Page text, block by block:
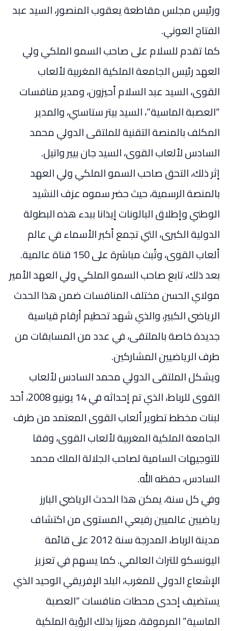
ورئيس مجلس مقاطعة يعقوب المنصور، السيد عبد
الفتاح العوني.
كما تقدم للسلام على صاحب السمو الملكي ولي
العهد رئيس الجامعة الملكية المغربية لألعاب
القوى، السيد عبد السلام أحيزون، ومدير منافسات
“العصبة الماسية”، السيد بيتر ستاسني، والمدير
المكلف بالمنصة التقنية للملتقى الدولي محمد
السادس لألعاب القوى، السيد جان بيير واتيل.
إثر ذلك، التحق صاحب السمو الملكي ولي العهد
بالمنصة الرسمية، حيث حضر سموه عزف النشيد
الوطني وإطلاق البالونات إيذانا ببدء هذه البطولة
الدولية الكبرى، التي تجمع أكبر الأسماء في عالم
ألعاب القوى، وتُبث مباشرة على 150 قناة عالمية.
بعد ذلك، تابع صاحب السمو الملكي ولي العهد الأمير
مولاي الحسن مختلف المنافسات ضمن هذا الحدث
الرياضي الكبير، والذي شهد تحطيم أرقام قياسية
جديدة خاصة بالملتقى، في عدد من المسابقات من
طرف الرياضيين المشاركين.
ويشكل الملتقى الدولي محمد السادس لألعاب
القوى للرباط، الذي تم إحداثه في 14 يونيو 2008، أحد
لبنات مخطط تطوير ألعاب القوى المعتمد من طرف
الجامعة الملكية المغربية لألعاب القوى، وفقا
للتوجيهات السامية لصاحب الجلالة الملك محمد
السادس، حفظه الله.
وفي كل سنة، يمكن هذا الحدث الرياضي البارز
رياضيين عالميين رفيعي المستوى من اكتشاف
مدينة الرباط، المدرجة سنة 2012 على قائمة
اليونسكو للتراث العالمي. كما يسهم في تعزيز
الإشعاع الدولي للمغرب، البلد الإفريقي الوحيد الذي
يستضيف إحدى محطات منافسات “العصبة
الماسية” المرموقة، معززا بذلك الرؤية الملكية